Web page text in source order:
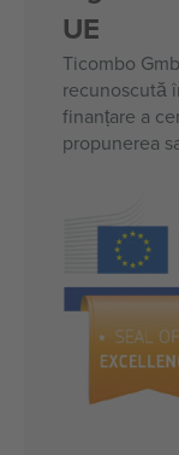
UE
Ticombo
recunoscută
finanțare a
propunerea